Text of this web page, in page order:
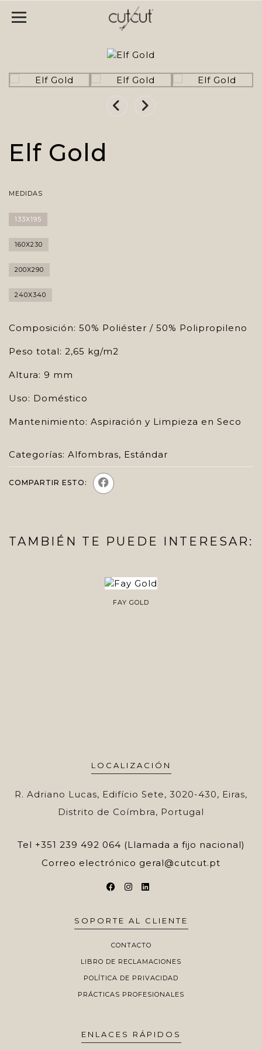
Elf Gold
MEDIDAS
133X195
160X230
200X290
240X340
Composición: 50% Poliéster / 50% Polipropileno
Peso total: 2,65 kg/m2
Altura: 9 mm
Uso: Doméstico
Mantenimiento: Aspiración y Limpieza en Seco
Categorías: Alfombras, Estándar
COMPARTIR ESTO:
TAMBIÉN TE PUEDE INTERESAR:
FAY GOLD
LOCALIZACIÓN
R. Adriano Lucas, Edifício Sete, 3020-430, Eiras,
Distrito de Coímbra, Portugal
Tel +351 239 492 064 (Llamada a fijo nacional)
Correo electrónico geral@cutcut.pt
SOPORTE AL CLIENTE
CONTACTO
LIBRO DE RECLAMACIONES
POLÍTICA DE PRIVACIDAD
PRÁCTICAS PROFESIONALES
ENLACES RÁPIDOS